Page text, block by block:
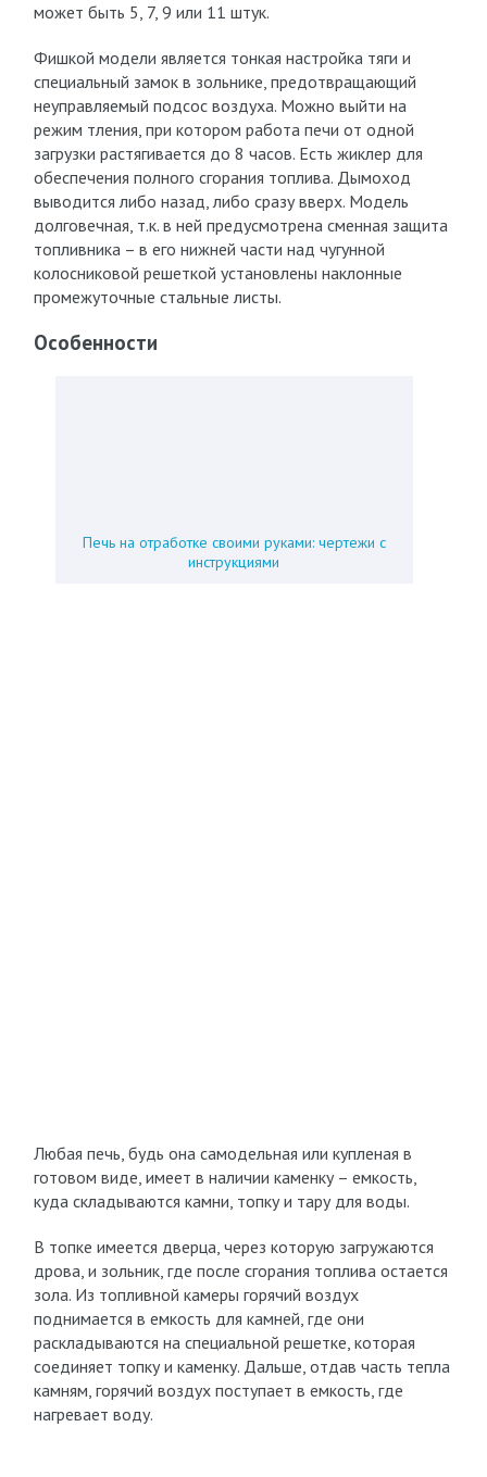
может быть 5, 7, 9 или 11 штук.
Фишкой модели является тонкая настройка тяги и
специальный замок в зольнике, предотвращающий
неуправляемый подсос воздуха. Можно выйти на
режим тления, при котором работа печи от одной
загрузки растягивается до 8 часов. Есть жиклер для
обеспечения полного сгорания топлива. Дымоход
выводится либо назад, либо сразу вверх. Модель
долговечная, т.к. в ней предусмотрена сменная защита
топливника – в его нижней части над чугунной
колосниковой решеткой установлены наклонные
промежуточные стальные листы.
Особенности
Печь на отработке своими руками: чертежи с
инструкциями
Любая печь, будь она самодельная или купленая в
готовом виде, имеет в наличии каменку – емкость,
куда складываются камни, топку и тару для воды.
В топке имеется дверца, через которую загружаются
дрова, и зольник, где после сгорания топлива остается
зола. Из топливной камеры горячий воздух
поднимается в емкость для камней, где они
раскладываются на специальной решетке, которая
соединяет топку и каменку. Дальше, отдав часть тепла
камням, горячий воздух поступает в емкость, где
нагревает воду.